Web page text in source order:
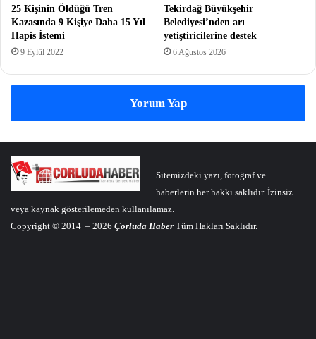
25 Kişinin Öldüğü Tren
Kazasında 9 Kişiye Daha 15 Yıl
Hapis İstemi
9 Eylül 2022
Tekirdağ Büyükşehir
Belediyesi’nden arı
yetiştiricilerine destek
6 Ağustos 2026
Yorum Yap
Sitemizdeki yazı, fotoğraf ve
haberlerin her hakkı saklıdır. İzinsiz
veya kaynak gösterilemeden kullanılamaz.
Copyright © 2014 – 2026 Çorluda Haber Tüm Hakları Saklıdır.